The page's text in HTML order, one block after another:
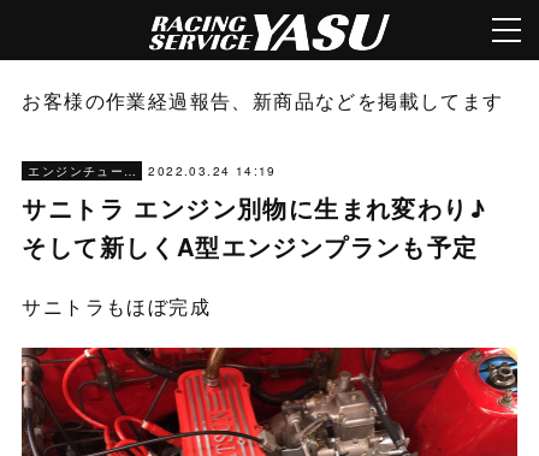
お客様の作業経過報告、新商品などを掲載してます
エンジンチューニング 2022.03.24 14:19
サニトラ エンジン別物に生まれ変わり♪
そして新しくA型エンジンプランも予定
サニトラもほぼ完成